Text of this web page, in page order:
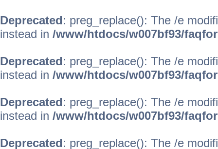
Deprecated: preg_replace(): The /e
instead in /www/htdocs/w007bf93/
Deprecated: preg_replace(): The /e
instead in /www/htdocs/w007bf93/
Deprecated: preg_replace(): The /e
instead in /www/htdocs/w007bf93/
Deprecated: preg_replace(): The /e